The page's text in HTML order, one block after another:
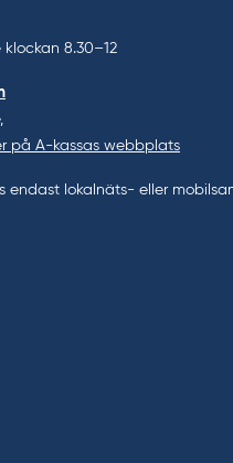
klockan 8.30–12
på A-kassas webbplats
endast lokalnäts- eller